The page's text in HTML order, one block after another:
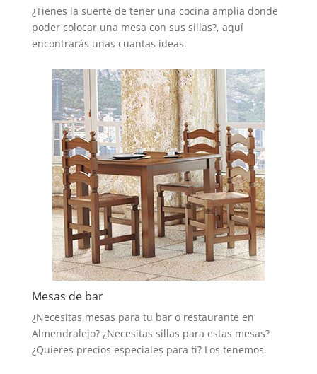
¿Tienes la suerte de tener una cocina amplia donde
poder colocar una mesa con sus sillas?, aquí
encontrarás unas cuantas ideas.
Mesas de bar
¿Necesitas mesas para tu bar o restaurante en
Almendralejo? ¿Necesitas sillas para estas mesas?
¿Quieres precios especiales para ti? Los tenemos.